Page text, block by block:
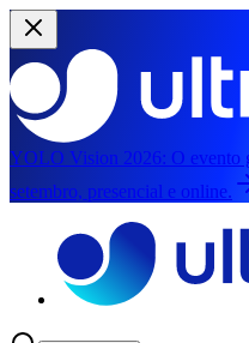
YOLO Vision 2026: O evento
setembro, presencial e online.